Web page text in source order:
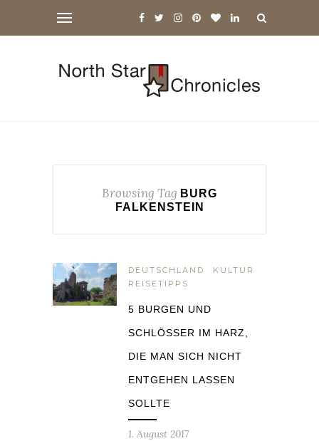
Browsing Tag BURG
FALKENSTEIN
DEUTSCHLAND
KULTUR
REISETIPPS
5 BURGEN UND
SCHLÖSSER IM HARZ,
DIE MAN SICH NICHT
ENTGEHEN LASSEN
SOLLTE
1. August 2017